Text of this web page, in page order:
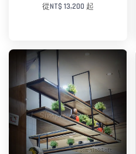
從NT$ 13,200 起
加入購物車